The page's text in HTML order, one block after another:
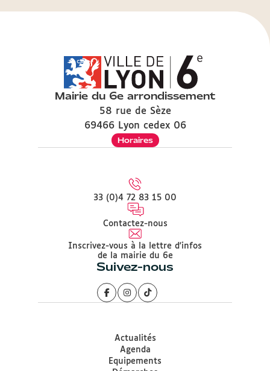
Mairie du 6e arrondissement
58 rue de Sèze
69466 Lyon cedex 06
Horaires
33 (0)4 72 83 15 00
Contactez-nous
Inscrivez-vous à la lettre d'infos
de la mairie du 6e
Suivez-nous
Actualités
Agenda
Equipements